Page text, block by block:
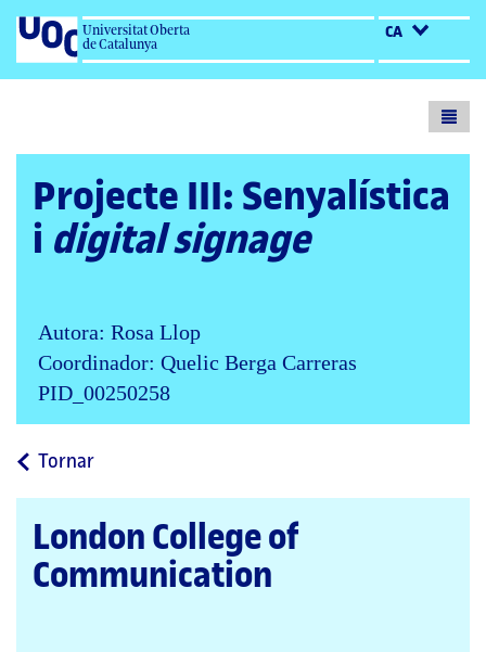
Universitat Oberta
de Catalunya
CA
Projecte III: Senyalística
i digital signage
Autora: Rosa Llop
Coordinador: Quelic Berga Carreras
PID_00250258
Tornara
pàgina
principal
London College of
Communication